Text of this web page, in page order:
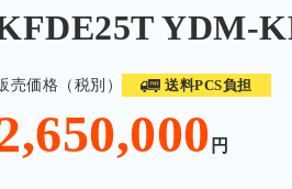
YDM-
売価格（税別） 送料PCS負担
円